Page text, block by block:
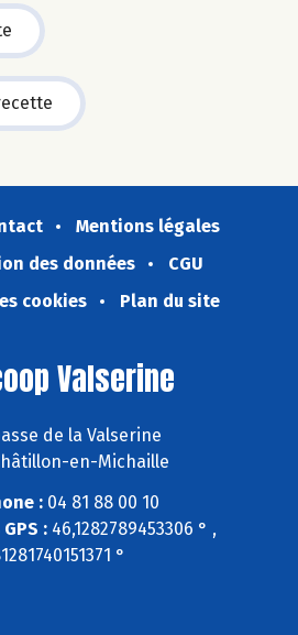
Mentions légales
des données
CGU
cookies
Plan du site
Valserine
de la Valserine
en-Michaille
:04 81 88 00 10
: 46,1282789453306 ° ,
°